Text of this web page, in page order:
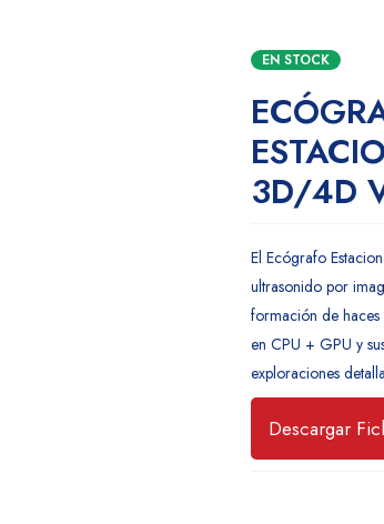
EN STOCK
3D/4D
El Ecógrafo
ultrasonido por
formación de
en CPU + GPU y
exploraciones
Descargar